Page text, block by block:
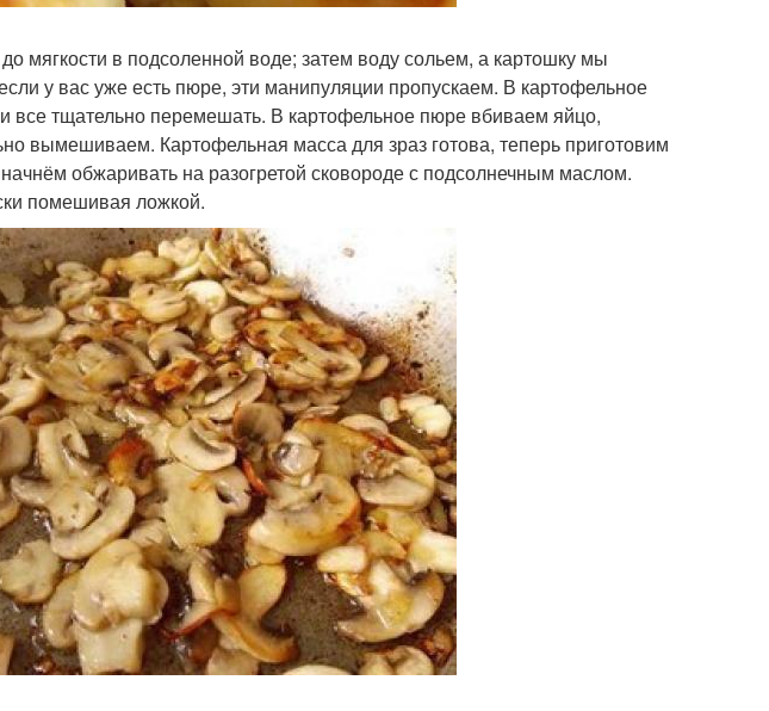
мягкости в подсоленной воде; затем воду сольем, а картошку мы
у вас уже есть пюре, эти манипуляции пропускаем. В картофельное
все тщательно перемешать. В картофельное пюре вбиваем яйцо,
вымешиваем. Картофельная масса для зраз готова, теперь приготовим
обжаривать на разогретой сковороде с подсолнечным маслом.
помешивая ложкой.